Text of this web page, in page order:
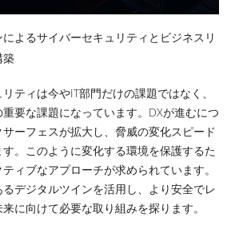
よるサイバーセキュリティとビジネスリ
築
ティは今やIT部門だけの課題ではなく、
要な課題になっています。DXが進むにつ
ーフェスが拡大し、脅威の変化スピード
。このように変化する環境を保護するた
ィブなアプローチが求められています。
デジタルツインを活用し、より安全でレ
に向けて必要な取り組みを探ります。